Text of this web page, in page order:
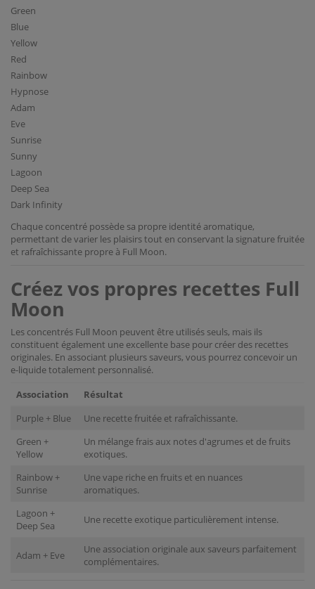
Green
Blue
Yellow
Red
Rainbow
Hypnose
Adam
Eve
Sunrise
Sunny
Lagoon
Deep Sea
Dark Infinity
Chaque concentré possède sa propre identité aromatique,
permettant de varier les plaisirs tout en conservant la signature fruitée
et rafraîchissante propre à Full Moon.
Créez vos propres recettes Full
Moon
Les concentrés Full Moon peuvent être utilisés seuls, mais ils
constituent également une excellente base pour créer des recettes
originales. En associant plusieurs saveurs, vous pourrez concevoir un
e-liquide totalement personnalisé.
Association
Résultat
Purple + Blue
Une recette fruitée et rafraîchissante.
Green +
Yellow
Un mélange frais aux notes d'agrumes et de fruits
exotiques.
Rainbow +
Sunrise
Une vape riche en fruits et en nuances
aromatiques.
Lagoon +
Deep Sea
Une recette exotique particulièrement intense.
Adam + Eve
Une association originale aux saveurs parfaitement
complémentaires.